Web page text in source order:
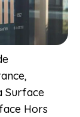
Surface
Hors